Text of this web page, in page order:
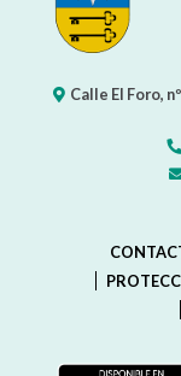
Calle El Foro,